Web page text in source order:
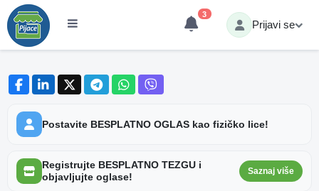
3
Prijavi se
Postavite BESPLATNO OGLAS kao fizičko lice!
Registrujte BESPLATNO TEZGU i
objavljujte oglase!
Saznaj više